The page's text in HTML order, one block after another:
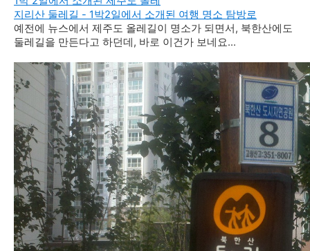
지리산 둘레길 - 1박2일에서 소개된 여행 명소 탐방로
예전에 뉴스에서 제주도 올레길이 명소가 되면서, 북한산에도
둘레길을 만든다고 하던데, 바로 이건가 보네요...